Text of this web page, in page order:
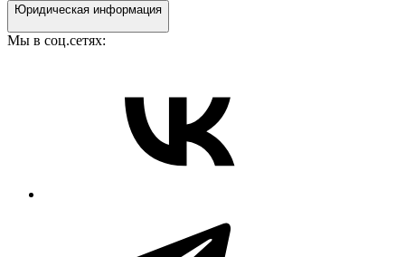
Юридическая информация
Мы в соц.сетях: